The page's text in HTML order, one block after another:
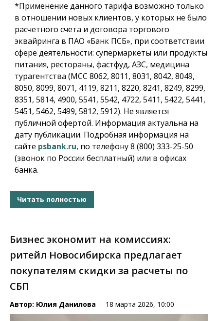
*Применение данного тарифа возможно только
в отношении новых клиентов, у которых не было
расчетного счета и договора торгового
эквайринга в ПАО «Банк ПСБ», при соответствии
сфере деятельности: супермаркеты или продукты
питания, рестораны, фастфуд, АЗС, медицина
турагентства (МСС 8062, 8011, 8031, 8042, 8049,
8050, 8099, 8071, 4119, 8211, 8220, 8241, 8249, 8299,
8351, 5814, 4900, 5541, 5542, 4722, 5411, 5422, 5441,
5451, 5462, 5499, 5812, 5912). Не является
публичной офертой. Информация актуальна на
дату публикации. Подробная информация на
сайте psbank.ru, по телефону 8 (800) 333-25-50
(звонок по России бесплатный) или в офисах
банка.
Читать полностью
Бизнес экономит на комиссиях:
ритейл Новосибирска предлагает
покупателям скидки за расчеты по
СБП
Автор: Юлия Данилова 18 марта 2026, 10:00